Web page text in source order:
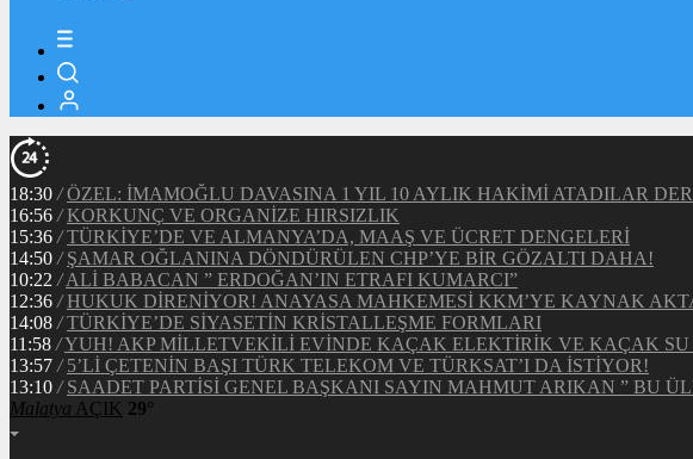
18:30 / ÖZEL: İMAMOĞLU DAVASINA 1 YIL 10 AYLIK HAKİMİ ATADILAR
16:56 / KORKUNÇ VE ORGANİZE HIRSIZLIK
15:36 / TÜRKİYE’DE VE ALMANYA’DA, MAAŞ VE ÜCRET DENGELERİ
14:50 / ŞAMAR OĞLANINA DÖNDÜRÜLEN CHP’YE BİR GÖZALTI DAHA!
10:22 / ALİ BABACAN ” ERDOĞAN’IN ETRAFI KUMARCI”
12:36 / HUKUK DİRENİYOR! ANAYASA MAHKEMESİ KKM’YE KAYNAK
14:08 / TÜRKİYE’DE SİYASETİN KRİSTALLEŞME FORMLARI
11:58 /YUH! AKP MİLLETVEKİLİ EVİNDE KAÇAK ELEKTİRİK VE KAÇAK
13:57 / 5’Lİ ÇETENİN BAŞI TÜRK TELEKOM VE TÜRKSAT’I DA İSTİYOR!
13:10 / SAADET PARTİSİ GENEL BAŞKANI SAYIN MAHMUT ARIKAN ” BU
Malatya AÇIK 29°